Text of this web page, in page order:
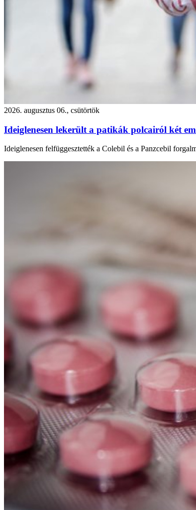
2026. augusztus 06., csütörtök
Ideiglenesen lekerült a patikák polcairól két
Ideiglenesen felfüggesztették a Colebil és a Panzcebil